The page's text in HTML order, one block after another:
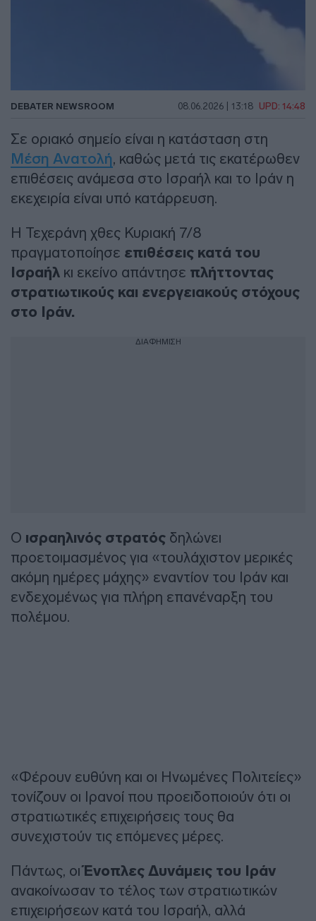
DEBATER NEWSROOM 08.06.2026 | 13:18 UPD: 14:48
Σε οριακό σημείο είναι η κατάσταση στη
Μέση Ανατολή, καθώς μετά τις εκατέρωθεν
επιθέσεις ανάμεσα στο Ισραήλ και το Ιράν η
εκεχειρία είναι υπό κατάρρευση.
Η Τεχεράνη χθες Κυριακή 7/8
πραγματοποίησε επιθέσεις κατά του
Ισραήλ κι εκείνο απάντησε πλήττοντας
στρατιωτικούς και ενεργειακούς στόχους
στο Ιράν.
ΔΙΑΦΗΜΙΣΗ
Ο ισραηλινός στρατός δηλώνει
προετοιμασμένος για «τουλάχιστον μερικές
ακόμη ημέρες μάχης» εναντίον του Ιράν και
ενδεχομένως για πλήρη επανέναρξη του
πολέμου.
«Φέρουν ευθύνη και οι Ηνωμένες Πολιτείες»
τονίζουν οι Ιρανοί που προειδοποιούν ότι οι
στρατιωτικές επιχειρήσεις τους θα
συνεχιστούν τις επόμενες μέρες.
Πάντως, οιΈνοπλες Δυνάμεις του Ιράν
ανακοίνωσαν το τέλος των στρατιωτικών
επιχειρήσεων κατά του Ισραήλ, αλλά